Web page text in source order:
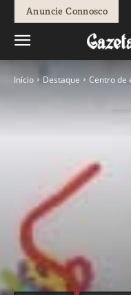
Anuncie Connosco
Início Destaque Centro de